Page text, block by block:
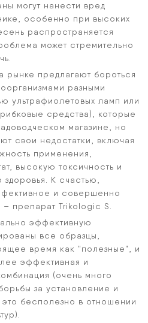
могут нанести вред
особенно при высоких
распространяется
может стремительно
рынке предлагают бороться
разными
ультрафиолетовых ламп или
средства), которые
магазине, но
свои недостатки, включая
применения,
высокую токсичность и
здоровья. К счастью,
и совершенно
препарат Trikologic S.
эффективную
все образцы,
время как "полезные", и
эффективная и
(очень много
за установление и
бесполезно в отношении